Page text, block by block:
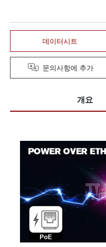
데이터시트
문의사항에 추가
개요